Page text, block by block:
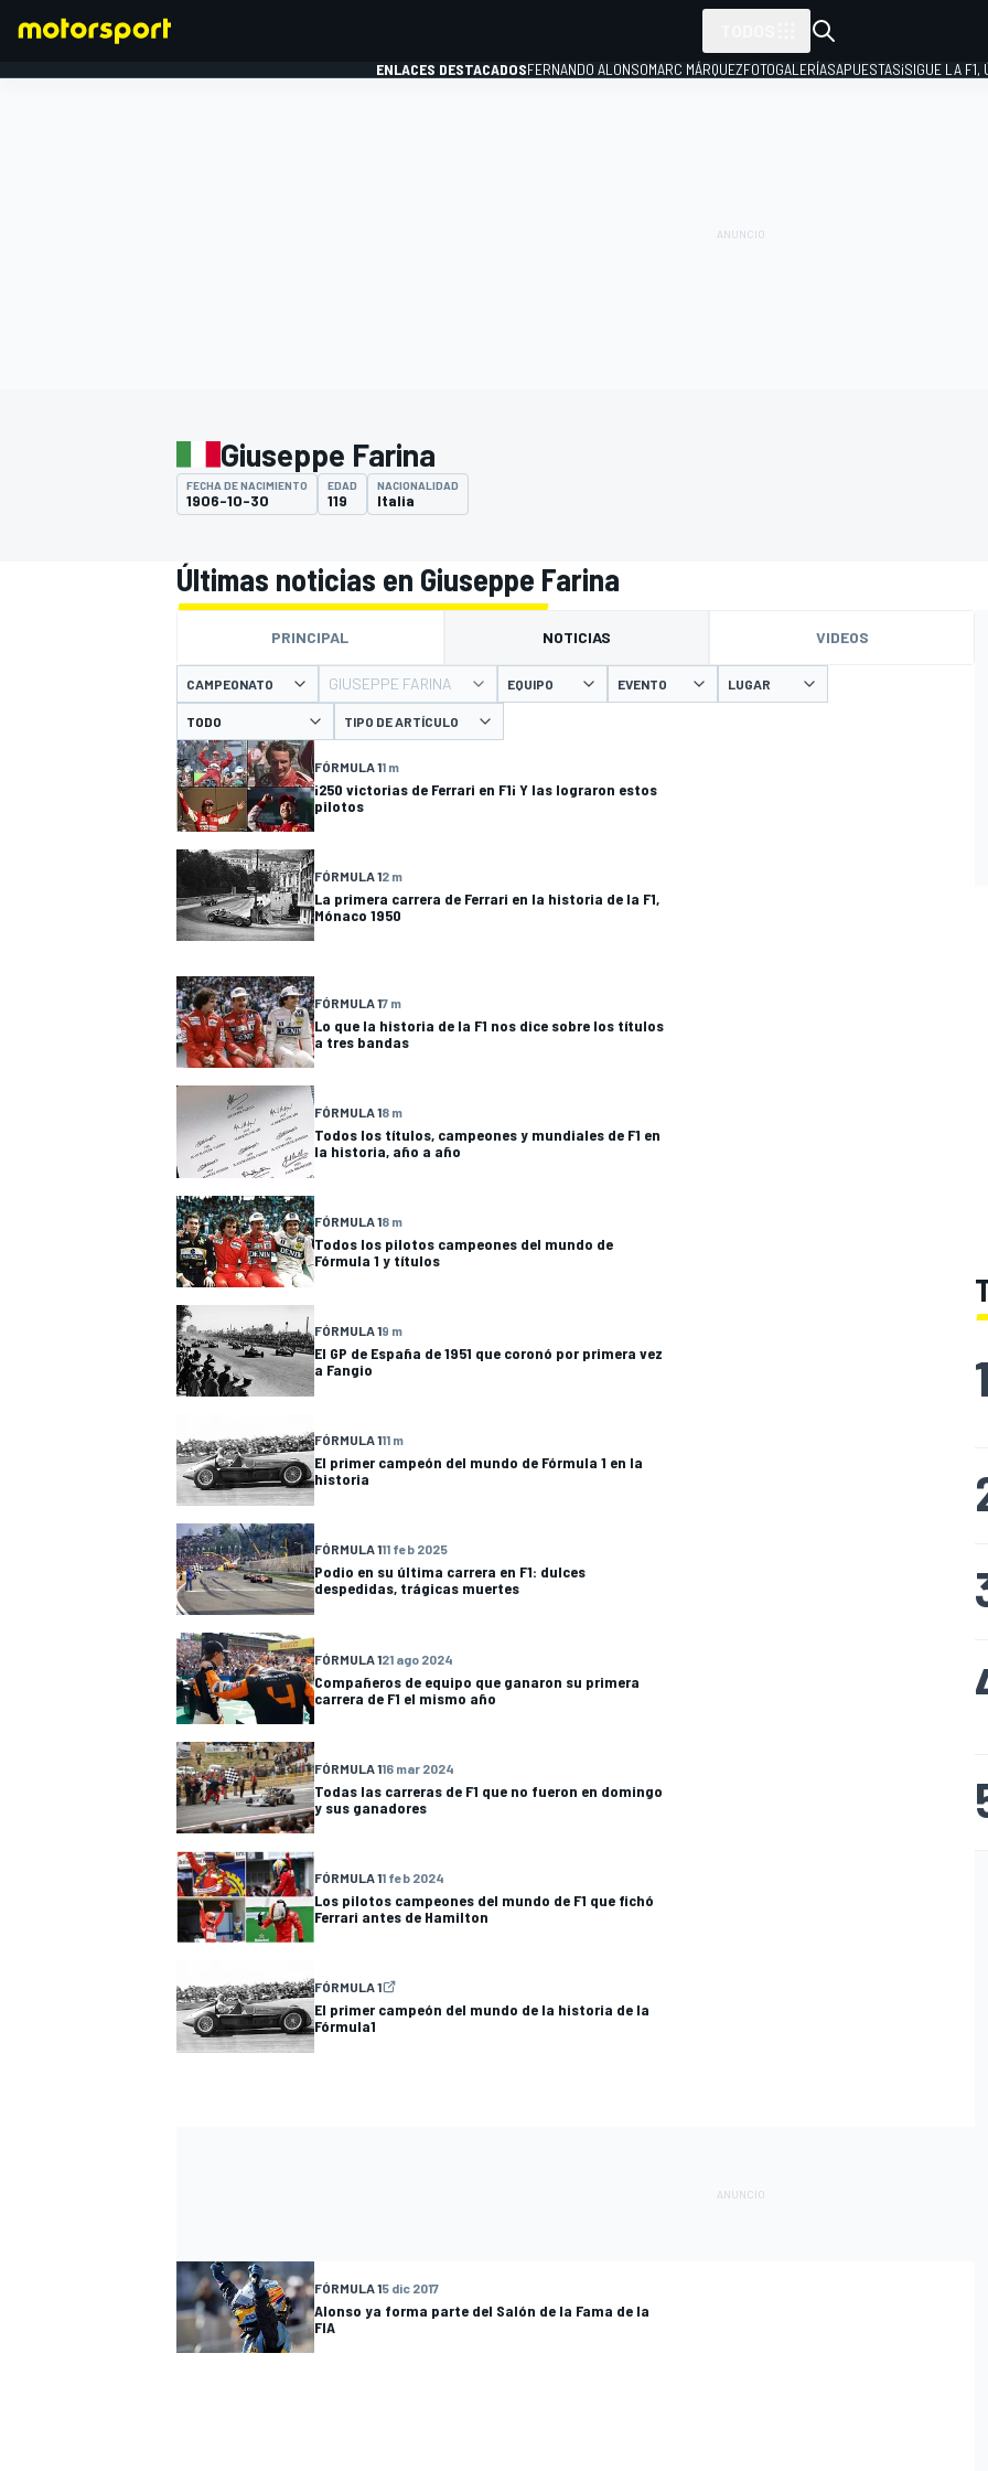
WEC FÓRMULA E
MÁS CATEGORÍAS
ENLACES DESTACADOSFERNANDO ALONSOMARC MÁRQUEZFOTOGALERÍASAPUESTAS¡SIGUE LA F1,
Giuseppe Farina
FECHA DE NACIMIENTO
1906-10-30
EDAD
119
NACIONALIDAD
Italia
Últimas noticias en Giuseppe Farina
PRINCIPAL NOTICIAS VIDEOS
CAMPEONATO GIUSEPPE FARINA EQUIPO EVENTO LUGAR
TIPO DE ARTÍCULO
FÓRMULA 11 m
¡250 victorias de Ferrari en F1¡ Y las lograron estos
pilotos
FÓRMULA 12 m
La primera carrera de Ferrari en la historia de la F1,
Mónaco 1950
FÓRMULA 17 m
Lo que la historia de la F1 nos dice sobre los títulos
a tres bandas
FÓRMULA 18 m
Todos los títulos, campeones y mundiales de F1 en
la historia, año a año
FÓRMULA 18 m
Todos los pilotos campeones del mundo de
Fórmula 1 y títulos
FÓRMULA 19 m
El GP de España de 1951 que coronó por primera vez
a Fangio
FÓRMULA 111 m
El primer campeón del mundo de Fórmula 1 en la
historia
FÓRMULA 111 feb 2025
Podio en su última carrera en F1: dulces
despedidas, trágicas muertes
FÓRMULA 121 ago 2024
Compañeros de equipo que ganaron su primera
carrera de F1 el mismo año
FÓRMULA 116 mar 2024
Todas las carreras de F1 que no fueron en domingo
y sus ganadores
FÓRMULA 11 feb 2024
Los pilotos campeones del mundo de F1 que fichó
Ferrari antes de Hamilton
FÓRMULA 1
El primer campeón del mundo de la historia de la
Fórmula1
1
FÓRMULA 15 dic 2017
Alonso ya forma parte del Salón de la Fama de la
FIA